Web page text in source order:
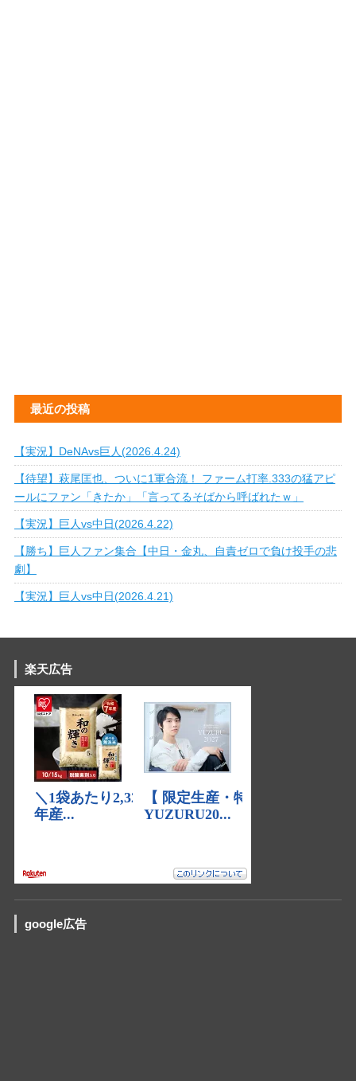
最近の投稿
【実況】DeNAvs巨人(2026.4.24)
【待望】萩尾匡也、ついに1軍合流！ ファーム打率.333の猛アピ
ールにファン「きたか」「言ってるそばから呼ばれたｗ」
【実況】巨人vs中日(2026.4.22)
【勝ち】巨人ファン集合【中日・金丸、自責ゼロで負け投手の悲
劇】
【実況】巨人vs中日(2026.4.21)
楽天広告
google広告